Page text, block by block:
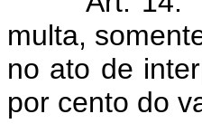
multa,
no ato de
por cento do